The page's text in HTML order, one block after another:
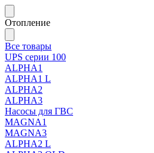
Отопление
Все товары
UPS серии 100
ALPHA1
ALPHA1 L
ALPHA2
ALPHA3
Насосы для ГВС
MAGNA1
MAGNA3
ALPHA2 L